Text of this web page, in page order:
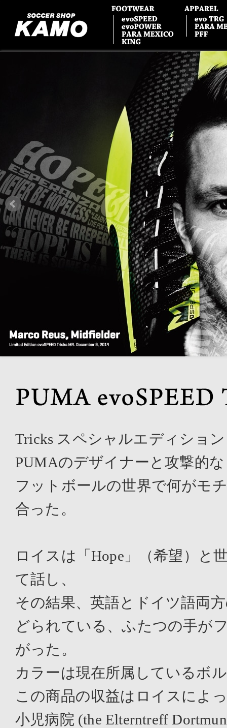
Tricks スペシャルエディショ
PUMAのデザイナーと攻撃的
フットボールの世界で何がモ
合った。
ロイスは「Hope」（希望）と
て話し、
その結果、英語とドイツ語両
どられている、ふたつの手が
がった。
カラーは現在所属しているボ
この商品の収益はロイスによ
小児病院 (the Elterntreff